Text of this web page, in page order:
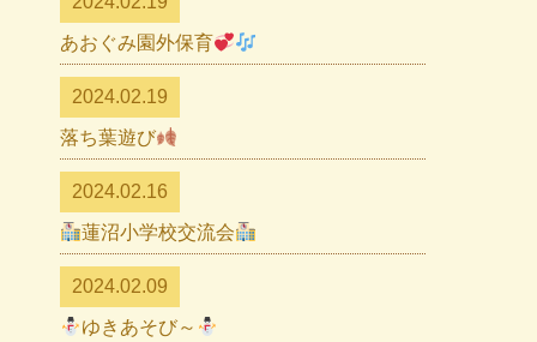
あおぐみ園外保育
2024.02.19
落ち葉遊び
2024.02.16
蓮沼小学校交流会
2024.02.09
ゆきあそび～